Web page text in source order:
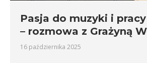
Pasja do muzyki i
– rozmowa z Grażyną
16 października 2025